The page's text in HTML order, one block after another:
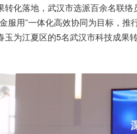
转化落地，武汉市选派百余名联
服用”一体化高效协同为目标，
为江夏区的5名武汉市科技成果